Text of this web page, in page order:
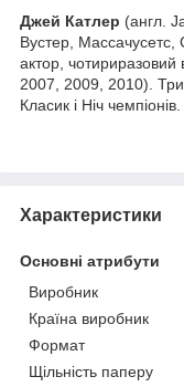
Джей Катлер (англ.
Вустер, Массачусетс,
актор, чотириразовий
2007, 2009, 2010).
Класик і Ніч чемпіонів.
Характеристики
Основні атрибути
Виробник
Країна виробник
Формат
Щільність паперу